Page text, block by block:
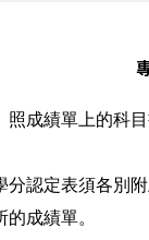
照成績單上的科
分認定表須各別
成績單。